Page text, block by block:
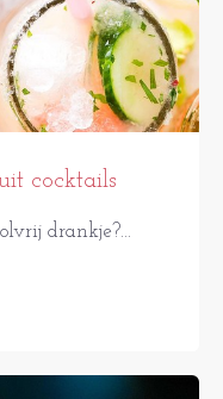
cocktails
drankje?...